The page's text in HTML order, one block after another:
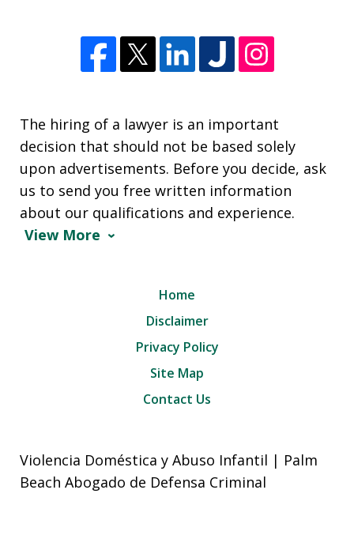
The hiring of a lawyer is an important
decision that should not be based solely
upon advertisements. Before you decide, ask
us to send you free written information
about our qualifications and experience.
View More
Home
Disclaimer
Privacy Policy
Site Map
Contact Us
Violencia Doméstica y Abuso Infantil | Palm
Beach Abogado de Defensa Criminal